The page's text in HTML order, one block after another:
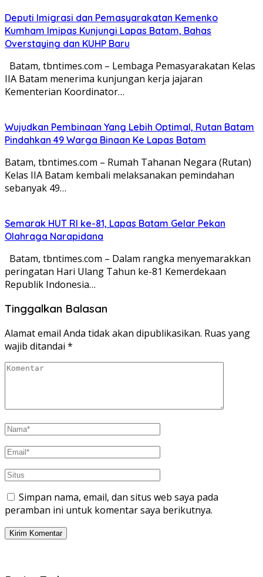
Deputi Imigrasi dan Pemasyarakatan Kemenko
Kumham Imipas Kunjungi Lapas Batam, Bahas
Overstaying dan KUHP Baru
Batam, tbntimes.com – Lembaga Pemasyarakatan Kelas
IIA Batam menerima kunjungan kerja jajaran
Kementerian Koordinator…
Wujudkan Pembinaan Yang Lebih Optimal, Rutan Batam
Pindahkan 49 Warga Binaan Ke Lapas Batam
Batam, tbntimes.com – Rumah Tahanan Negara (Rutan)
Kelas IIA Batam kembali melaksanakan pemindahan
sebanyak 49…
Semarak HUT RI ke-81, Lapas Batam Gelar Pekan
Olahraga Narapidana
Batam, tbntimes.com – Dalam rangka menyemarakkan
peringatan Hari Ulang Tahun ke-81 Kemerdekaan
Republik Indonesia…
Tinggalkan Balasan
Alamat email Anda tidak akan dipublikasikan. Ruas yang
wajib ditandai *
Simpan nama, email, dan situs web saya pada
peramban ini untuk komentar saya berikutnya.